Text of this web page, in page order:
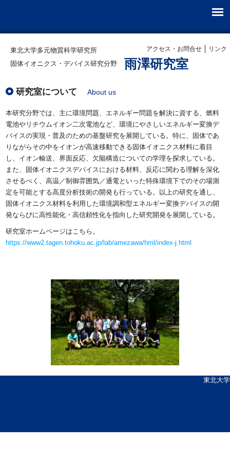
東北大学多元物質科学研究所
固体イオニクス・デバイス研究分野
雨澤研究室
アクセス・お問合せ リンク
研究室について About us
本研究分野では、主に環境問題、エネルギー問題を解決に資する、燃料
電池やリチウムイオン二次電池など、環境にやさしいエネルギー変換デ
バイスの実現・普及のための基盤研究を展開している。特に、固体であ
りながらその中をイオンが高速移動できる固体イオニクス材料に着目
し、イオン輸送、界面反応、欠陥構造についての学理を探求している。
また、固体イオニクスデバイスにおける材料、反応に関わる理解を深化
させるべく、高温／制御雰囲気／通電といった特殊環境下でのその場測
定を可能とする高度分析技術の開発も行っている。以上の研究を通し、
固体イオニクス材料を利用した環境調和型エネルギー変換デバイスの開
発ならびに高性能化・高信頼性化を指向した研究開発を展開している。
研究室ホームページはこちら。
https://www2.tagen.tohoku.ac.jp/lab/amezawa/hml/index-j.html
東北大